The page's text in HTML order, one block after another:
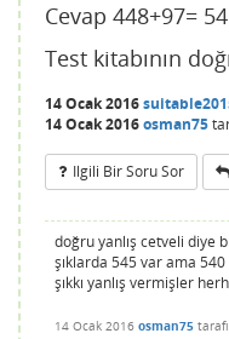
Cevap 448+97=
Test kitabının
14 Ocak 2016
14 Ocak 2016osman75
Ilgili Bir Soru Sor
doğru yanlış cetveli diye
şıklarda 545 var ama
şıkkı yanlış vermişler
14 Ocak 2016 osman75